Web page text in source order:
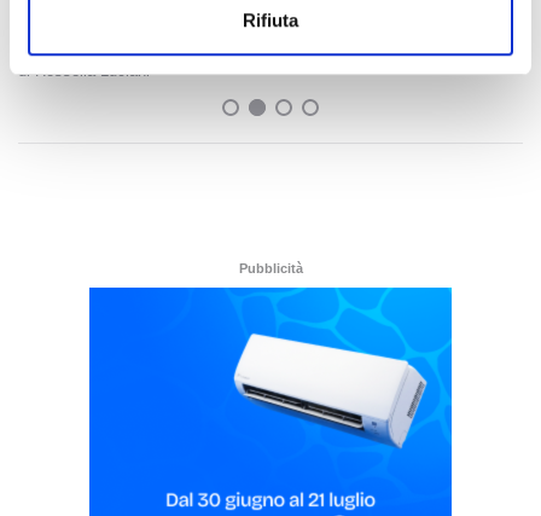
Rifiuta
Castelfidardo al Latina Calcio
di Rossella Luciani
Pubblicità